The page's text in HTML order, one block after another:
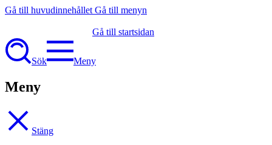
Gå till huvudinnehållet Gå till menyn
Gå till startsidan
Sök Meny
Meny
Stäng